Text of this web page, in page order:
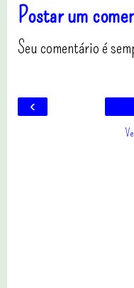
Postar um
Seu comentário é
‹